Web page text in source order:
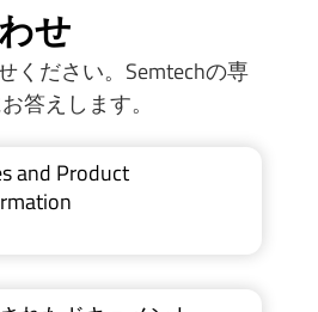
せ
ください。Semtechの専
答えします。
and Product